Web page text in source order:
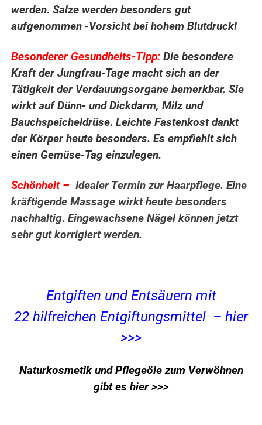
werden. Salze werden besonders gut
aufgenommen -Vorsicht bei hohem Blutdruck!
Besonderer Gesundheits-Tipp:Die besondere
Kraft der Jungfrau-Tage macht sich an der
Tätigkeit der Verdauungsorgane bemerkbar. Sie
wirkt auf Dünn- und Dickdarm, Milz und
Bauchspeicheldrüse. Leichte Fastenkost dankt
der Körper heute besonders. Es empfiehlt sich
einen Gemüse-Tag einzulegen.
Schönheit –Idealer Termin zur Haarpflege. Eine
kräftigende Massage wirkt heute besonders
nachhaltig. Eingewachsene Nägel können jetzt
sehr gut korrigiert werden.
Entgiften und Entsäuern mit
22 hilfreichen Entgiftungsmittel – hier
>>>
Naturkosmetik und Pflegeöle zum Verwöhnen
gibt es hier >>>